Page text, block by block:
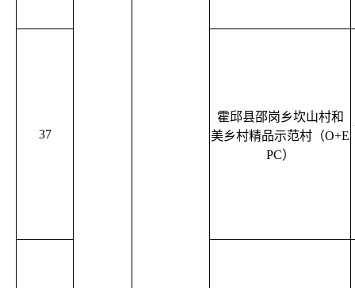
37
霍邱县邵岗乡坎山村和
美乡村精品示范村（O+E
PC）